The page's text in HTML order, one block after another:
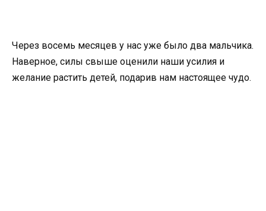
Через восемь месяцев у нас уже было два мальчика.
Наверное, силы свыше оценили наши усилия и
желание растить детей, подарив нам настоящее чудо.